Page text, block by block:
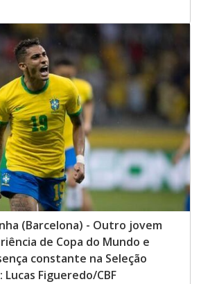
(Barcelona) - Outro jovem
de Copa do Mundo e
constante na Seleção
Figueredo/CBF